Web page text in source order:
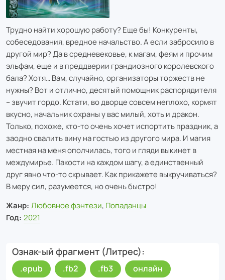
Трудно найти хорошую работу? Еще бы! Конкуренты,
собеседования, вредное начальство. А если забросило в
другой мир? Да в средневековье, к магам, феям и прочим
эльфам, еще и в преддверии грандиозного королевского
бала? Хотя… Вам, случайно, организаторы торжеств не
нужны? Вот и отлично, десятый помощник распорядителя
– звучит гордо. Кстати, во дворце совсем неплохо, кормят
вкусно, начальник охраны у вас милый, хоть и дракон.
Только, похоже, кто-то очень хочет испортить праздник, а
заодно свалить вину на гостью из другого мира. И магия
местная на меня ополчилась, того и гляди выкинет в
междумирье. Пакости на каждом шагу, а единственный
друг явно что-то скрывает. Как прикажете выкручиваться?
В меру сил, разумеется, но очень быстро!
Жанр: Любовное фэнтези, Попаданцы
Год: 2021
Ознак-ый фрагмент (Литрес)
.epub .fb2 .fb3 онлайн